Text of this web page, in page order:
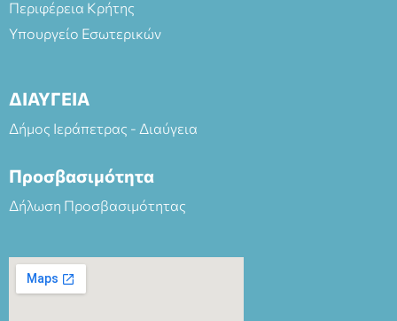
Περιφέρεια Κρήτης
Υπουργείο Εσωτερικών
ΔΙΑΥΓΕΙΑ
Δήμος Ιεράπετρας - Διαύγεια
Προσβασιμότητα
Δήλωση Προσβασιμότητας